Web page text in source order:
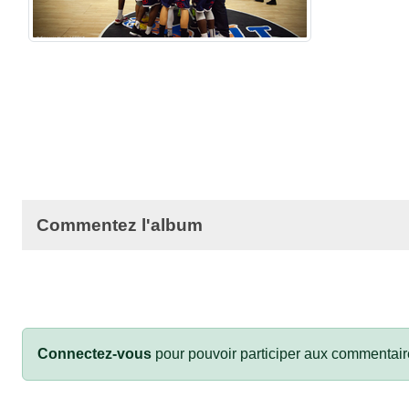
Commentez l'album
Connectez-vous pour pouvoir participer aux